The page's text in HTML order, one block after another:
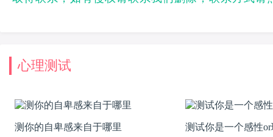
心理测试
测你的自卑感来自于哪里
测试你是一个感性